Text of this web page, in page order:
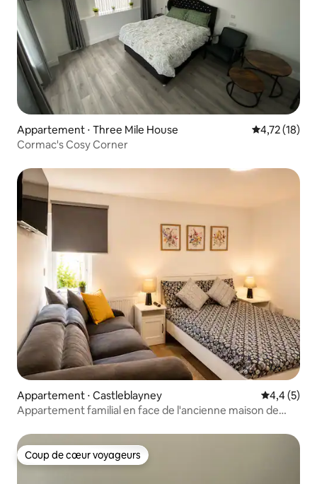
Appartement ⋅ Three Mile House Évaluation
4,72 (18)
Cormac's Cosy Corner
Appartement ⋅ Castleblayney Évaluation
4,4 (5)
Appartement familial en face de l'ancienne maison de
Coup de cœur voyageurs
Coup de cœur voyageurs